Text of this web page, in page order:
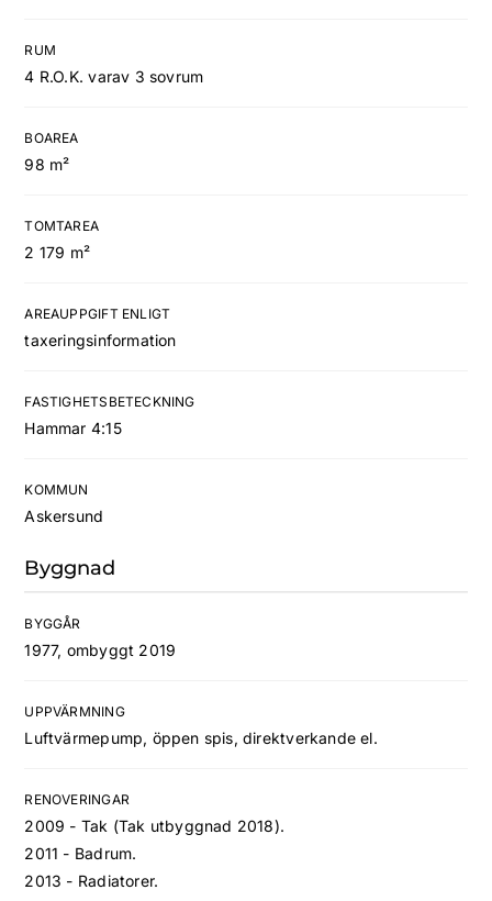
RUM
4 R.O.K. varav 3 sovrum
BOAREA
98 m²
TOMTAREA
2 179 m²
AREAUPPGIFT ENLIGT
taxeringsinformation
FASTIGHETSBETECKNING
Hammar 4:15
KOMMUN
Askersund
Byggnad
BYGGÅR
1977, ombyggt 2019
UPPVÄRMNING
Luftvärmepump, öppen spis, direktverkande el.
RENOVERINGAR
2009 - Tak (Tak utbyggnad 2018).
2011 - Badrum.
2013 - Radiatorer.